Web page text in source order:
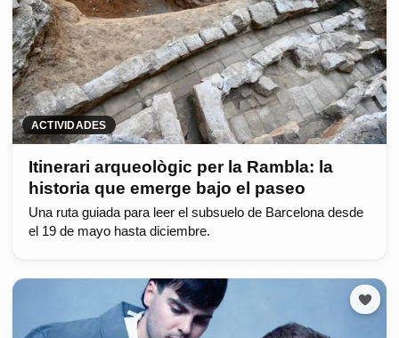
ACTIVIDADES
Itinerari arqueològic per la Rambla: la
historia que emerge bajo el paseo
Una ruta guiada para leer el subsuelo de Barcelona desde
el 19 de mayo hasta diciembre.